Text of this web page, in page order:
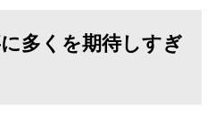
多くを期待しすぎ